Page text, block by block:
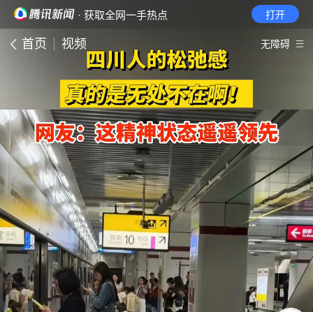
· 获取全网一手热点 打开
首页 视频 无障碍